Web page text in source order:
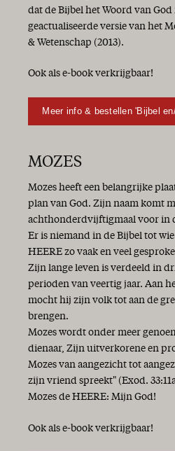
dat de Bijbel het Woord van God
geactualiseerde versie van het
& Wetenschap (2013).
Ook als e-book verkrijgbaar!
Meer info & bestellen 'Bijbel
MOZES
Mozes heeft een belangrijke
plan van God. Zijn naam komt
achthonderdvijftigmaal voor in
Er is niemand in de Bijbel tot
HEERE zo vaak en veel
Zijn lange leven is verdeeld in
perioden van veertig jaar. Aan
mocht hij zijn volk tot aan de
brengen.
Mozes wordt onder meer
dienaar, Zijn uitverkorene en
Mozes van aangezicht tot
zijn vriend spreekt" (Exod.
Mozes de HEERE: Mijn God!
Ook als e-book verkrijgbaar!